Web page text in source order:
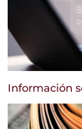
Información